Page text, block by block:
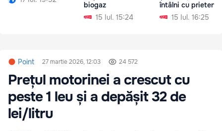
biogaz
15 Iul. 15:24
întâlni cu prietena
15 Iul. 16:25
Point 27 martie 2026, 12:03 24 572
Prețul motorinei a crescut cu
peste 1 leu și a depășit 32 de
lei/litru